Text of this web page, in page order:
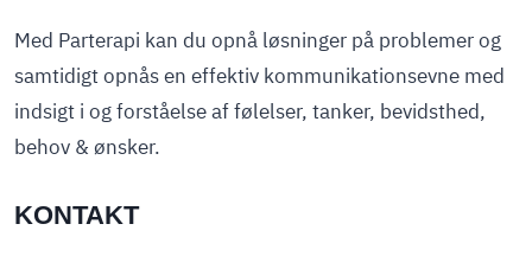
Med Parterapi kan du opnå løsninger på problemer og
samtidigt opnås en effektiv kommunikationsevne med
indsigt i og forståelse af følelser, tanker, bevidsthed,
behov & ønsker.
KONTAKT